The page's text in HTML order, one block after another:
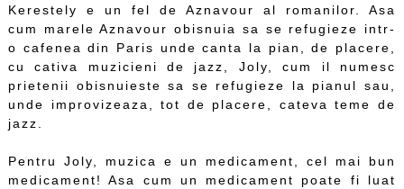
Kerestely e un fel de Aznavour al romanilor. Asa
cum marele Aznavour obisnuia sa se refugieze intr-
o cafenea din Paris unde canta la pian, de placere,
cu cativa muzicieni de jazz, Joly, cum il numesc
prietenii obisnuieste sa se refugieze la pianul sau,
unde improvizeaza, tot de placere, cateva teme de
jazz.
Pentru Joly, muzica e un medicament, cel mai bun
medicament! Asa cum un medicament poate fi luat